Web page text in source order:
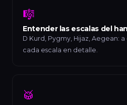
🎼
Entender las escalas del
D Kurd, Pygmy, Hijaz, Aegean:
cada escala en detalle.
🥁